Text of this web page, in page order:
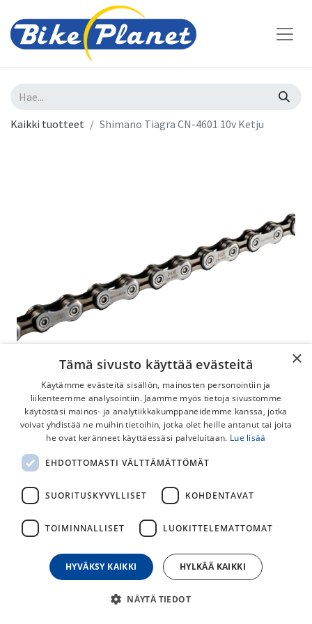
Kaikki tuotteet Shimano Tiagra CN-4601 10v Ketju
Shimano Tiagra CN-4601 10v Ketju
Shimano CN-4601 Tiagra tason ketju. Soveltuu mm. 2x10-
35,00
päivän alin hinta
×
Tämä sivusto käyttää evästeitä
Käytämme evästeitä sisällön, mainosten personointiin ja
liikenteemme analysointiin. Jaamme myös tietoja sivustomme
käytöstäsi mainos- ja analytiikkakumppaneidemme kanssa, jotka
voivat yhdistää ne muihin tietoihin, jotka olet heille antanut tai joita
he ovat keränneet käyttäessäsi palveluitaan. Lue lisää
EHDOTTOMASTI VÄLTTÄMÄTTÖMÄT
SUORITUSKYVYLLISET KOHDENTAVAT
TOIMINNALLISET LUOKITTELEMATTOMAT
HYVÄKSY KAIKKI HYLKÄÄ KAIKKI
NÄYTÄ TIEDOT